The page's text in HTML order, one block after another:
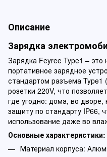
Описание
Зарядка
Зарядка Feyree Type1 –
портативное зарядное
стандартом разъема Type1
розетки 220V, что
где угодно: дома, во
защиту по стандарту IP66,
использование даже во
Основные характеристики:
Материал корпуса: